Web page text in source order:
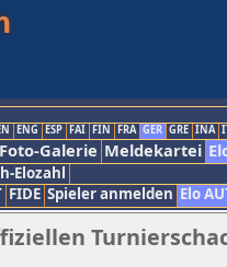
ENG ESP FAI FIN FRA GER GRE INA
Foto-Galerie Meldekartei
Elozahl
FIDE Spieler anmelden Elo